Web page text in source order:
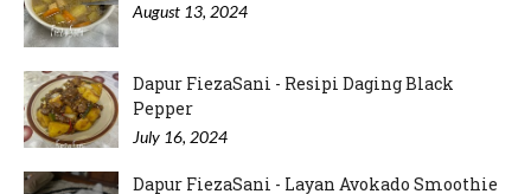
August 13, 2024
Dapur FiezaSani - Resipi Daging Black
Pepper
July 16, 2024
Dapur FiezaSani - Layan Avokado Smoothie